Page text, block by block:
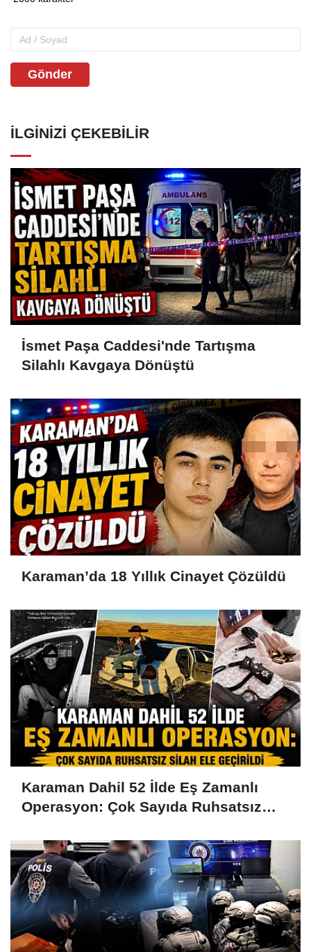
Gönder
İLGINIZI ÇEKEBILIR
İsmet Paşa Caddesi'nde Tartışma
Silahlı Kavgaya Dönüştü
Karaman’da 18 Yıllık Cinayet Çözüldü
Karaman Dahil 52 İlde Eş Zamanlı
Operasyon: Çok Sayıda Ruhsatsız